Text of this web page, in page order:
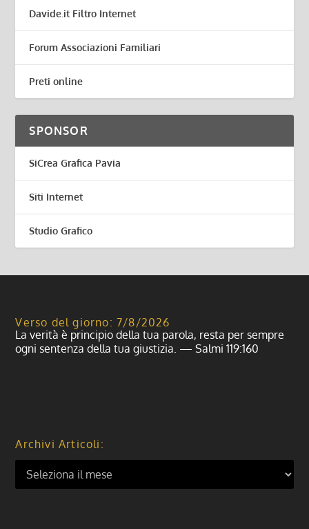
Davide.it Filtro Internet
Forum Associazioni Familiari
Preti online
SPONSOR
SiCrea Grafica Pavia
Siti Internet
Studio Grafico
Verso del giorno: 7/8/2026
La verità è principio della tua parola, resta per sempre
ogni sentenza della tua giustizia. — Salmi 119:160
Archivi Articoli: